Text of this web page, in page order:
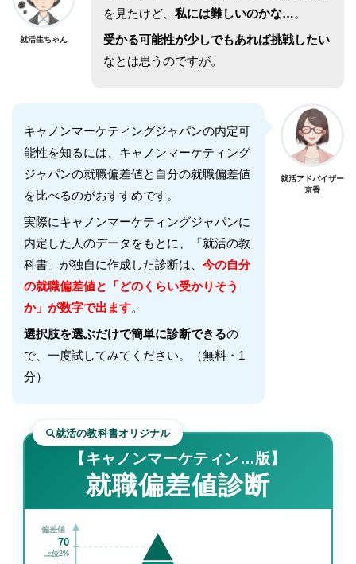
就活生ちゃん
を見たけど、 私には難しいのかな…。
受かる可能性が少しでもあれば挑戦したい
なとは思うのですが。
キャノンマーケティングジャパンの内定可
能性を知るには、 キャノンマーケティング
ジャパンの就職偏差値と自分の就職偏差値
を比べるのがおすすめです。
実際にキャノンマーケティングジャパンに
内定した人のデータをもとに、「就活の教
科書」が独自に作成した診断は、 今の自分
の就職偏差値と「どのくらい受かりそう
か」が数字で出ます。
選択肢を選ぶだけで簡単に診断できるの
で、一度試してみてください。（無料・1
分）
就活アドバイザー
京香
就活の教科書オリジナル
【キャノンマーケティン…版】
就職偏差値診断
偏差値
70
上位2%